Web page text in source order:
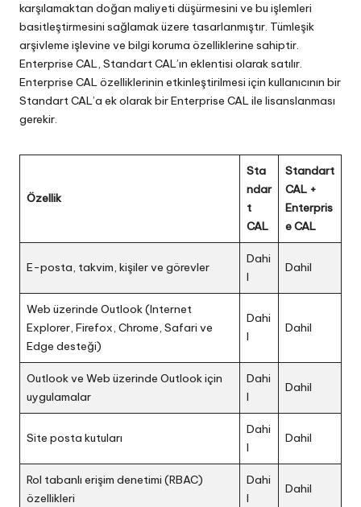
karşılamaktan doğan maliyeti düşürmesini ve bu işlemleri
basitleştirmesini sağlamak üzere tasarlanmıştır. Tümleşik
arşivleme işlevine ve bilgi koruma özelliklerine sahiptir.
Enterprise CAL, Standart CAL’ın eklentisi olarak satılır.
Enterprise CAL özelliklerinin etkinleştirilmesi için kullanıcının bir
Standart CAL’a ek olarak bir Enterprise CAL ile lisanslanması
gerekir.
Özellik
Sta
ndar
t
CAL
Standart
CAL +
Enterpris
e CAL
E-posta, takvim, kişiler ve görevler
Dahi
l
Dahil
Web üzerinde Outlook (Internet
Explorer, Firefox, Chrome, Safari ve
Edge desteği)
Dahi
l
Dahil
Outlook ve Web üzerinde Outlook için
uygulamalar
Dahi
l
Dahil
Site posta kutuları
Dahi
l
Dahil
Rol tabanlı erişim denetimi (RBAC)
özellikleri
Dahi
l
Dahil